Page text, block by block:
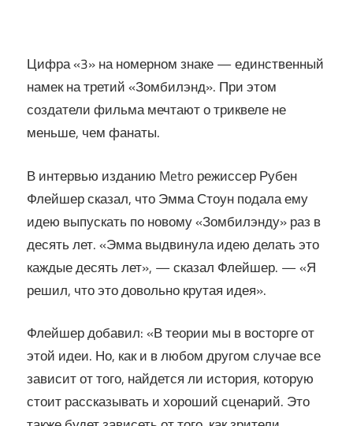
Цифра «3» на номерном знаке — единственный
намек на третий «Зомбилэнд». При этом
создатели фильма мечтают о триквеле не
меньше, чем фанаты.
В интервью изданию Metro режиссер Рубен
Флейшер сказал, что Эмма Стоун подала ему
идею выпускать по новому «Зомбилэнду» раз в
десять лет. «Эмма выдвинула идею делать это
каждые десять лет», — сказал Флейшер. — «Я
решил, что это довольно крутая идея».
Флейшер добавил: «В теории мы в восторге от
этой идеи. Но, как и в любом другом случае все
зависит от того, найдется ли история, которую
стоит рассказывать и хороший сценарий. Это